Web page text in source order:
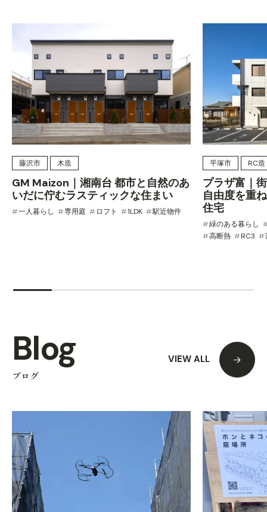
藤沢市 木造
GM Maizon｜湘南台 都市と自然のあ
いだに佇むラスティックな住まい
一人暮らし 専用庭 ロフト 1LDK 駅近物件
平塚市 RC造
プラザ富｜
自由度を重
住宅
緑のある暮らし
高断熱
RC3
ブログ
Blog VIEW ALL